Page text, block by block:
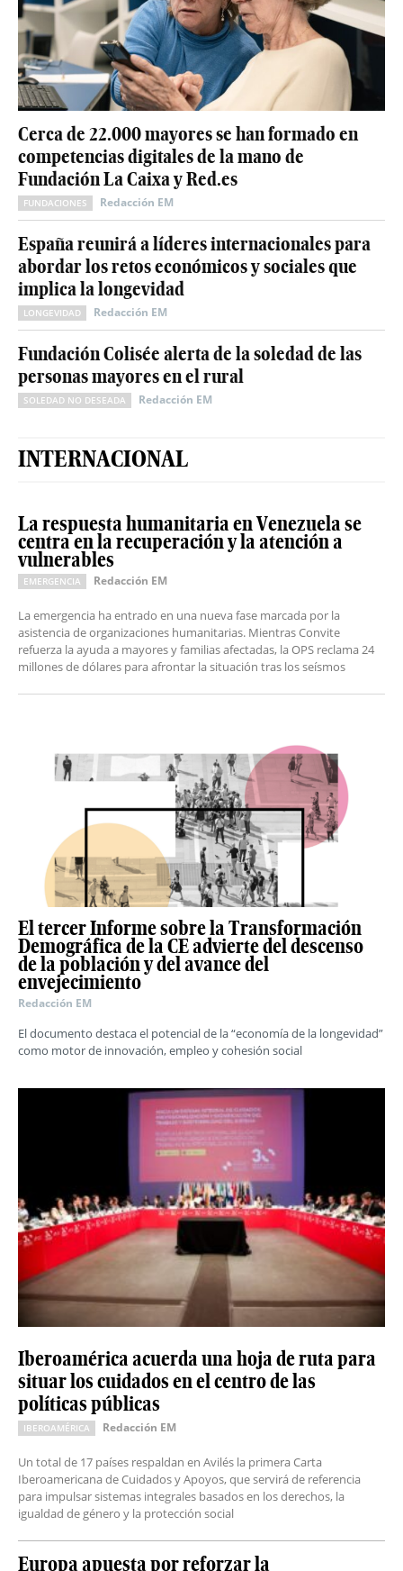
Cerca de 22.000 mayores se han formado en
competencias digitales de la mano de
Fundación La Caixa y Red.es
FUNDACIONES Redacción EM
España reunirá a líderes internacionales para
abordar los retos económicos y sociales que
implica la longevidad
LONGEVIDAD Redacción EM
Fundación Colisée alerta de la soledad de las
personas mayores en el rural
SOLEDAD NO DESEADA Redacción EM
INTERNACIONAL
La respuesta humanitaria en Venezuela se
centra en la recuperación y la atención a
vulnerables
EMERGENCIA Redacción EM
La emergencia ha entrado en una nueva fase marcada por la
asistencia de organizaciones humanitarias. Mientras Convite
refuerza la ayuda a mayores y familias afectadas, la OPS reclama 24
millones de dólares para afrontar la situación tras los seísmos
El tercer Informe sobre la Transformación
Demográfica de la CE advierte del descenso
de la población y del avance del
envejecimiento
Redacción EM
El documento destaca el potencial de la “economía de la longevidad”
como motor de innovación, empleo y cohesión social
Iberoamérica acuerda una hoja de ruta para
situar los cuidados en el centro de las
políticas públicas
IBEROAMÉRICA Redacción EM
Un total de 17 países respaldan en Avilés la primera Carta
Iberoamericana de Cuidados y Apoyos, que servirá de referencia
para impulsar sistemas integrales basados en los derechos, la
igualdad de género y la protección social
Europa apuesta por reforzar la